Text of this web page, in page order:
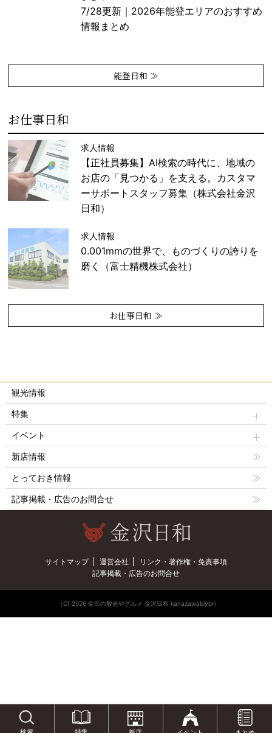
7/28更新｜2026年能登エリアのおすすめ
情報まとめ
能登日和 ≫
お仕事日和
求人情報
【正社員募集】AI検索の時代に、地域の
お店の「見つかる」を支える。カスタマ
ーサポートスタッフ募集（株式会社金沢
日和）
求人情報
0.001mmの世界で、ものづくりの誇りを
磨く（富士精機株式会社）
お仕事日和 ≫
観光情報
特集
イベント
新店情報
とっておき情報
記事掲載・広告のお問合せ
サイトマップ 運営会社
リンク・著作権・免責事項
記事掲載・広告のお問合せ
（C) 2026 金沢の観光やグルメ 金沢日和 kanazawabiyori